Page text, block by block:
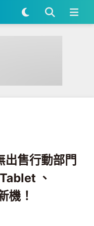
門計畫」推出Xperia Z4
售行動部門
、
機！